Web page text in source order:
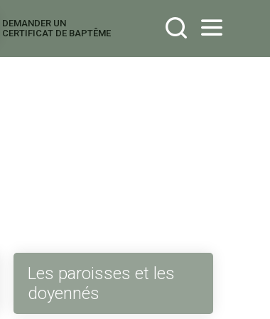
DEMANDER UN
CERTIFICAT DE BAPTÊME
Les paroisses et les
doyennés